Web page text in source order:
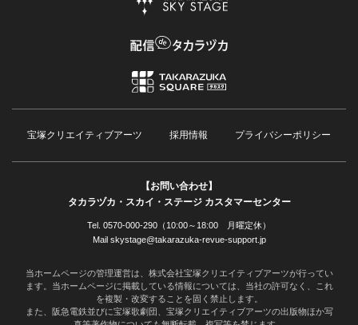
宝塚クリエイティブアーツ 採用情報 プライバシーポリシー
【お問い合わせ】
タカラヅカ・スカイ・ステージ カスタマーセンター
Tel. 0570-000-290（10:00～18:00 月曜定休）
Mail skystage@takarazuka-revue-support.jp
当ホームページの管理運営は、株式会社宝塚クリエイティブアーツが行ってい
ます。当ホームページに掲載している情報については、当社の許可なく、これ
を複製・改変することを固く禁止します。
また、阪急電鉄並びに宝塚歌劇団、宝塚クリエイティブアーツの出版物ほか写